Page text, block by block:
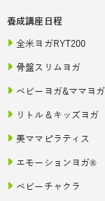
養成講座日程
全米ヨガRYT200
骨盤スリムヨガ
ベビーヨガ&ママヨガ
リトル＆キッズヨガ
美ママピラティス
エモーションヨガ®
ベビーチャクラ